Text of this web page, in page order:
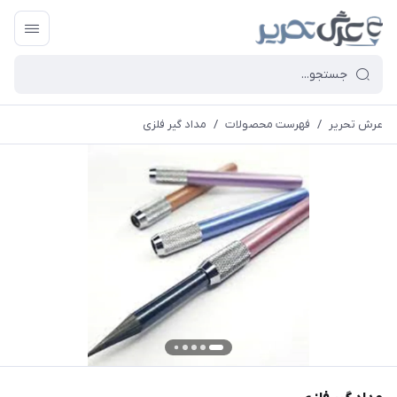
عرش تحریر / فهرست محصولات / مداد گیر فلزی